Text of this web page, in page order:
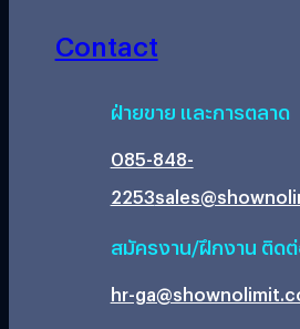
Contact
ฝ่ายขาย และการตลาด
085-848-
2253
สมัครงาน/ฝึกงาน ติด
hr-